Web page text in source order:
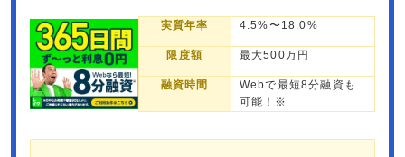
実質年率 4.5%〜18.0%
限度額 最大500万円
融資時間
Webで最短8分融資も
可能！※